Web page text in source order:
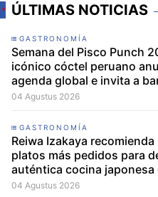
ÚLTIMAS NOTICIAS
GASTRONOMÍA
Semana del Pisco Punch
icónico cóctel peruano
agenda global e invita a
el mundo a participar
04 Agustus 2026
GASTRONOMÍA
Reiwa Izakaya
platos más pedidos para
auténtica cocina japonesa
04 Agustus 2026